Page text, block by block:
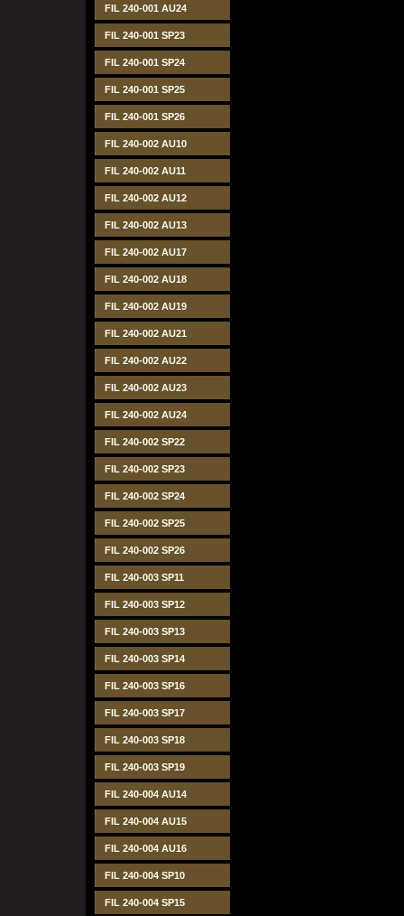
FIL 240-001 AU24
FIL 240-001 SP23
FIL 240-001 SP24
FIL 240-001 SP25
FIL 240-001 SP26
FIL 240-002 AU10
FIL 240-002 AU11
FIL 240-002 AU12
FIL 240-002 AU13
FIL 240-002 AU17
FIL 240-002 AU18
FIL 240-002 AU19
FIL 240-002 AU21
FIL 240-002 AU22
FIL 240-002 AU23
FIL 240-002 AU24
FIL 240-002 SP22
FIL 240-002 SP23
FIL 240-002 SP24
FIL 240-002 SP25
FIL 240-002 SP26
FIL 240-003 SP11
FIL 240-003 SP12
FIL 240-003 SP13
FIL 240-003 SP14
FIL 240-003 SP16
FIL 240-003 SP17
FIL 240-003 SP18
FIL 240-003 SP19
FIL 240-004 AU14
FIL 240-004 AU15
FIL 240-004 AU16
FIL 240-004 SP10
FIL 240-004 SP15